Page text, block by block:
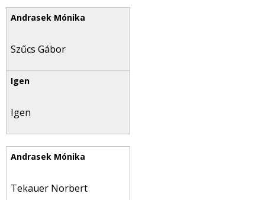
Szűcs Gábor
Igen
Tekauer Norbert